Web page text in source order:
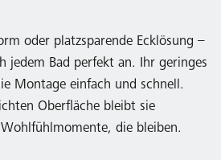
oder platzsparende Ecklösung –
jedem Bad perfekt an. Ihr geringes
Montage einfach und schnell.
Oberfläche bleibt sie
die bleiben.